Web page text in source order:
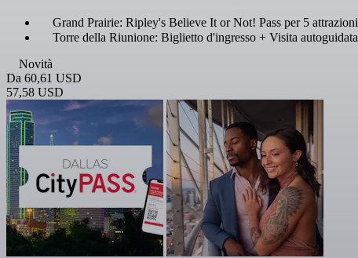
Grand Prairie: Ripley's Believe It or Not! Pass per 5 attrazioni
Torre della Riunione: Biglietto d'ingresso + Visita autoguidata
Novità
Da 60,61 USD
57,58 USD